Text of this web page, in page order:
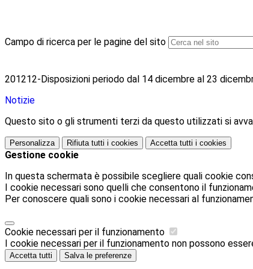
Campo di ricerca per le pagine del sito
201212-Disposizioni periodo dal 14 dicembre al 23
Notizie
Questo sito o gli strumenti terzi da questo utilizzati si
Personalizza Rifiuta tutti i cookies Accetta tutti i cookies
Gestione cookie
In questa schermata è possibile scegliere quali cookie
I cookie necessari sono quelli che consentono il
Per conoscere quali sono i cookie necessari al
Cookie necessari per il funzionamento
I cookie necessari per il funzionamento non possono
Accetta tutti Salva le preferenze